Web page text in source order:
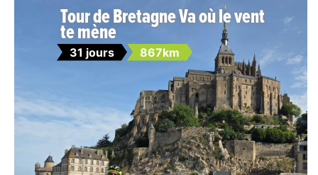
Tour de Bretagne Va où le vent
te mène
31 jours 867km